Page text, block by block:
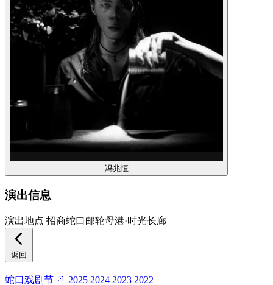
冯兆恒
演出信息
演出地点 招商蛇口邮轮母港·时光长廊
返回
蛇口戏剧节 2025 2024 2023 2022